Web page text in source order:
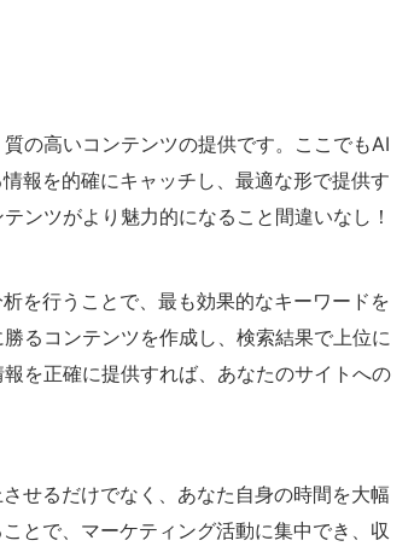
の高いコンテンツの提供です。ここでもAI
報を的確にキャッチし、最適な形で提供す
ンツがより魅力的になること間違いなし！
を行うことで、最も効果的なキーワードを
るコンテンツを作成し、検索結果で上位に
を正確に提供すれば、あなたのサイトへの
せるだけでなく、あなた自身の時間を大幅
とで、マーケティング活動に集中でき、収